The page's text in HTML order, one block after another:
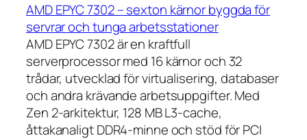
AMD EPYC 7302 – sexton kärnor byggda för
servrar och tunga arbetsstationer
AMD EPYC 7302 är en kraftfull
serverprocessor med 16 kärnor och 32
trådar, utvecklad för virtualisering, databaser
och andra krävande arbetsuppgifter. Med
Zen 2-arkitektur, 128 MB L3-cache,
åttakanaligt DDR4-minne och stöd för PCI